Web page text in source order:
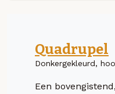
Quadrupel
Donkergekleurd,
Een